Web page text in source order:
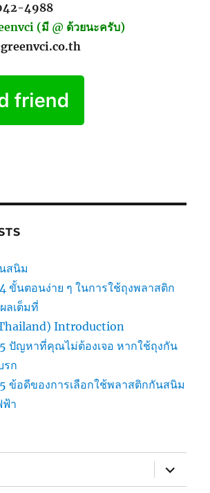
4988
(มี @ ด้วยนะครับ)
สนิม
ขั้นตอนง่าย ๆ ในการใช้ถุงพลาสติก
ลเต็มที่
Introduction
ปัญหาที่คุณไม่ต้องเจอ หากใช้ถุงกัน
รก
ข้อดีของการเลือกใช้พลาสติกกันสนิม
ฟ้า
expand
child
menu